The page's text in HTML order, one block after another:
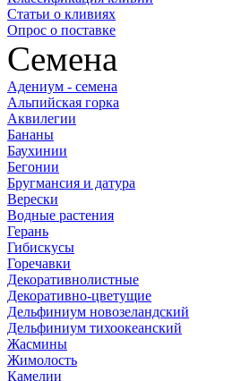
Статьи о кливиях
Опрос о поставке
Семена
Адениум - семена
Альпийская горка
Аквилегии
Бананы
Баухинии
Бегонии
Бругмансия и датура
Верески
Водные растения
Герань
Гибискусы
Горечавки
Декоративнолистные
Декоративно-цветущие
Дельфиниум новозеландский
Дельфиниум тихоокеанский
Жасмины
Жимолость
Камелии